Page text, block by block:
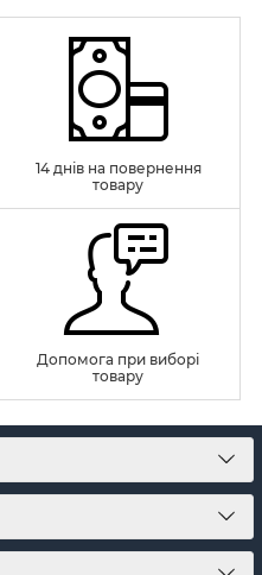
14 днів на повернення
товару
Допомога при виборі
товару